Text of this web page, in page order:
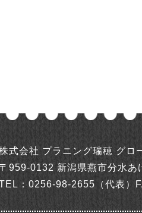
式会社 プラニング瑞穂 グロ
〒959-0132 新潟県燕市分水あ
： 0256-98-2655（代表）